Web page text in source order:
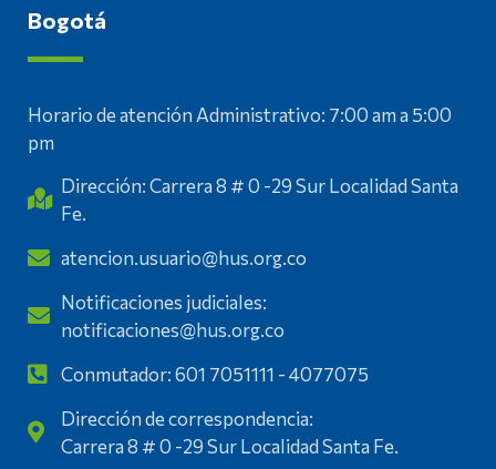
Bogotá
Horario de atención Administrativo: 7:00 am a 5:00
pm
Dirección: Carrera 8 # 0 -29 Sur Localidad Santa
Fe.
atencion.usuario@hus.org.co
Notificaciones judiciales:
notificaciones@hus.org.co
Conmutador: 601 7051111 - 4077075
Dirección de correspondencia:
Carrera 8 # 0 -29 Sur Localidad Santa Fe.